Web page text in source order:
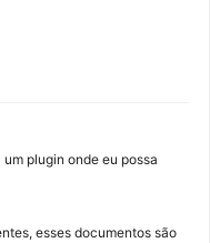
plugin onde eu possa
esses documentos são